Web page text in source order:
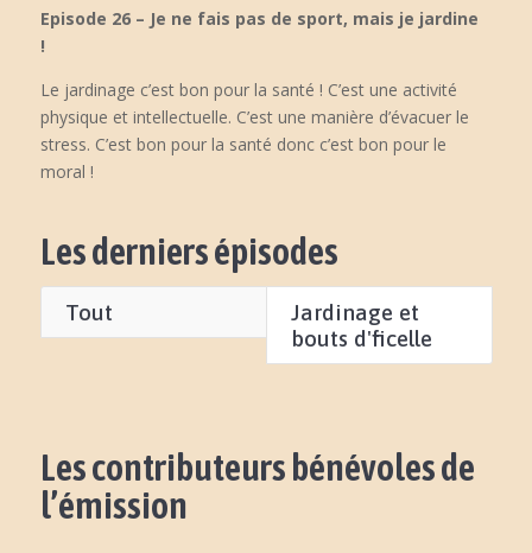
Episode 26 – Je ne fais pas de sport, mais je jardine
!
Le jardinage c’est bon pour la santé ! C’est une activité
physique et intellectuelle. C’est une manière d’évacuer le
stress. C’est bon pour la santé donc c’est bon pour le
moral !
Les derniers épisodes
Tout
Jardinage et
bouts d'ficelle
Les contributeurs bénévoles de
l’émission